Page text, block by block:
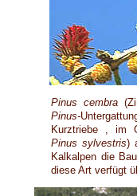
Pinus cembra
Pinus-
Kurztriebe , im
Pinus sylvestris)
Kalkalpen die
diese Art verfügt